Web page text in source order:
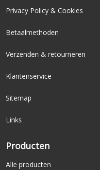
Privacy Policy & Cookies
Betaalmethoden
Verzenden & retourneren
Klantenservice
Sitemap
Links
Producten
Alle producten